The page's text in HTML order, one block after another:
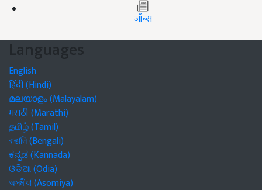
जॉब्स
Languages
English
हिंदी (Hindi)
മലയാളം (Malayalam)
मराठी (Marathi)
தமிழ் (Tamil)
বাঙালি (Bengali)
ಕನ್ನಡ (Kannada)
ଓଡିଆ (Odia)
অসমীয়া (Asomiya)